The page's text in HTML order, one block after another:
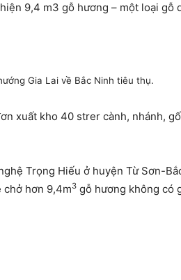
9,4 m3 gỗ hương – một loại gỗ
Gia Lai về Bắc Ninh tiêu thụ.
xuất kho 40 strer cành, nhánh,
Trọng Hiếu ở huyện Từ Sơn-
chở hơn 9,4m3 gỗ hương không có